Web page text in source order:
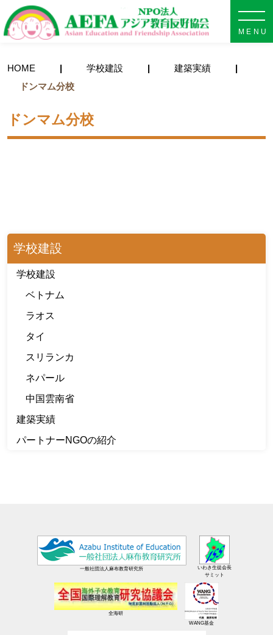
HOME 学校建設
建築実績
ドンマム分校
ドンマム分校
学校建設
学校建設
ベトナム
ラオス
タイ
スリランカ
ネパール
中国雲南省
建築実績
パートナーNGOの紹介
一般社団法人麻布教育研究所
いわき生徒会長
サミット
全海研
WANG基金